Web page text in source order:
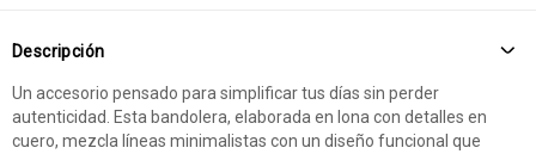
Descripción
Un accesorio pensado para simplificar tus días sin perder
autenticidad. Esta bandolera, elaborada en lona con detalles en
cuero, mezcla líneas minimalistas con un diseño funcional que